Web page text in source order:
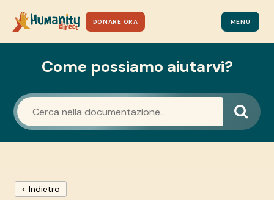
DONARE ORA MENU
Come possiamo aiutarvi?
< Indietro